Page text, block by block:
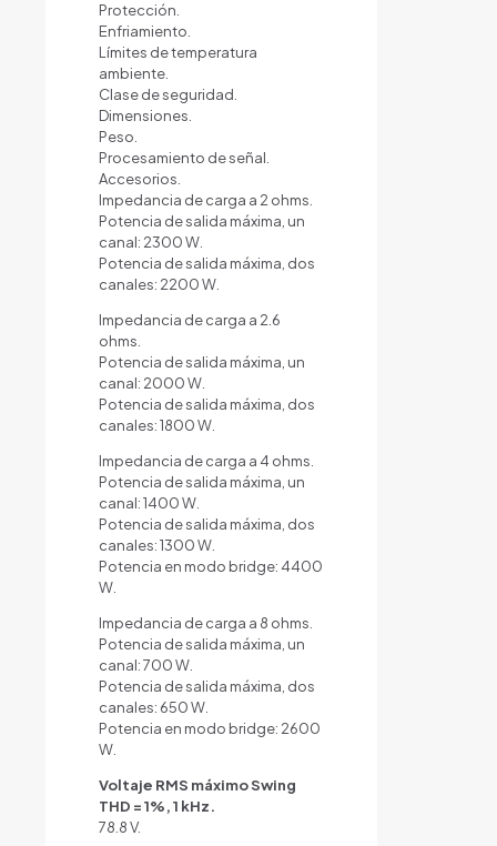
Protección.
Enfriamiento.
Límites de temperatura
ambiente.
Clase de seguridad.
Dimensiones.
Peso.
Procesamiento de señal.
Accesorios.
Impedancia de carga a 2 ohms.
Potencia de salida máxima, un
canal: 2300 W.
Potencia de salida máxima, dos
canales: 2200 W.
Impedancia de carga a 2.6
ohms.
Potencia de salida máxima, un
canal: 2000 W.
Potencia de salida máxima, dos
canales: 1800 W.
Impedancia de carga a 4 ohms.
Potencia de salida máxima, un
canal: 1400 W.
Potencia de salida máxima, dos
canales: 1300 W.
Potencia en modo bridge: 4400
W.
Impedancia de carga a 8 ohms.
Potencia de salida máxima, un
canal: 700 W.
Potencia de salida máxima, dos
canales: 650 W.
Potencia en modo bridge: 2600
W.
Voltaje RMS máximo Swing
THD = 1%, 1 kHz.
78.8 V.